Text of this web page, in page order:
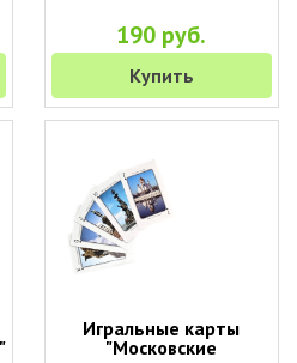
190 руб.
Купить
Игральные карты
"Московские